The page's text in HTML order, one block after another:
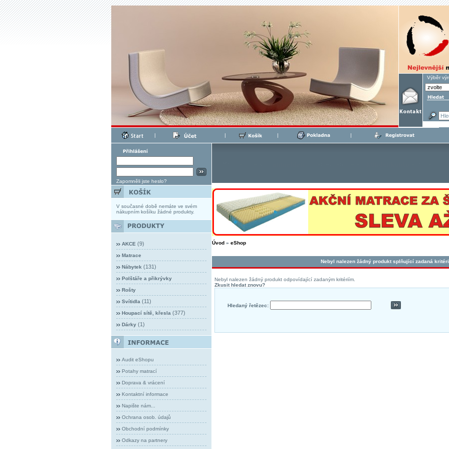
Výběr
| | | |
Zapomněli jste heslo?
V současné době nemáte ve svém
nákupním košíku žádné produkty.
AKCE (9)
Matrace
Nábytek (131)
Polštáře a přikrývky
Rošty
Svítidla (11)
Houpací sítě, křesla (377)
Dárky(1)
Audit eShopu
Potahy matrací
Doprava & vrácení
Kontaktní informace
Napište nám...
Ochrana osob. údajů
Obchodní podmínky
Odkazy na partnery
Úvod» eShop
Nebyl nalezen žádný produkt splňující zadaná
Nebyl nalezen žádný produkt odpovídající zadaným kritériím.
Zkusit hledat znovu?
Hledaný řetězec: